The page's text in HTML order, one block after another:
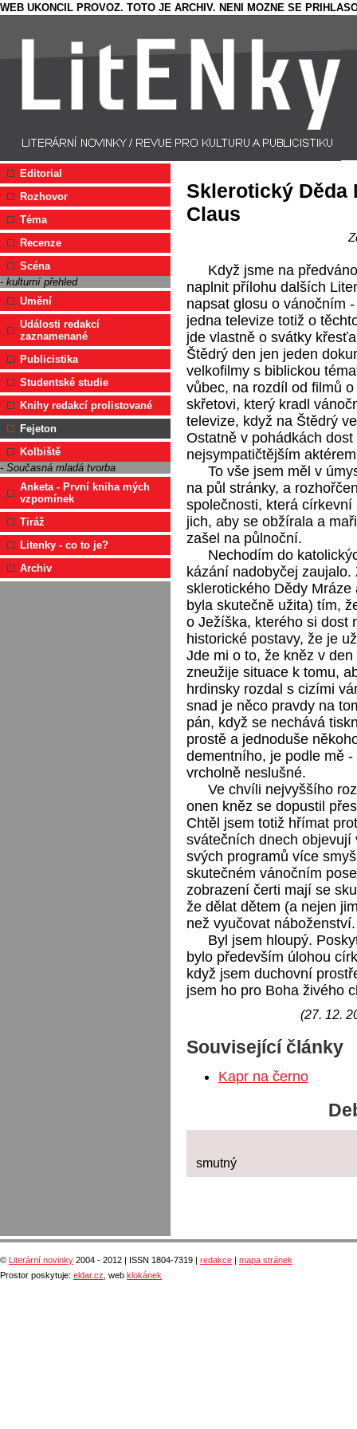
WEB UKONCIL PROVOZ. TOTO JE ARCHIV. NENI MOZNE SE
Editorial
Rozhovor
Téma
Recenze
Scéna
- kulturní přehled
Umění
Události redakcí
zaznamenané
Publicistika
Studentské studie
Knihy redakcí prolistované
Fejeton
Kolbiště
- Současná mladá tvorba
Anketa - První kniha mých
vzpomínek
Tiráž
Litenky - co to je?
Archiv
Sklerotický Děda
Claus
Když jsme na
naplnit přílohu dalších
napsat glosu o vánočním
jedna televize totiž o
jde vlastně o svátky
Štědrý den jen jeden
velkofilmy s biblickou
vůbec, na rozdíl od filmů
skřetovi, který kradl
televize, když na Štědrý
Ostatně v pohádkách
nejsympatičtějším
To vše jsem měl v
na půl stránky, a
společnosti, která
jich, aby se obžírala a
zašel na půlnoční.
Nechodím do
kázání nadobyčej
sklerotického Dědy
byla skutečně užita) tím,
o Ježíška, kterého si dost
historické postavy, že je
Jde mi o to, že kněz v
zneužije situace k tomu,
hrdinsky rozdal s cizími
snad je něco pravdy na
pán, když se nechává
prostě a jednoduše
dementního, je podle mě
vrcholně neslušné.
Ve chvíli nejvyššího
onen kněz se dopustil
Chtěl jsem totiž hřímat
svátečních dnech
svých programů více
skutečném vánočním
zobrazení čerti mají se
že dělat dětem (a nejen
než vyučovat náboženství.
Byl jsem hloupý.
bylo především úlohou
když jsem duchovní
jsem ho pro Boha živého
(27. 12.
Související články
Kapr na černo
smutný
© Literární novinky 2004 - 2012 | ISSN 1804-7319 | redakce
mapa stránek
Prostor poskytuje: eldar.cz , web klokánek